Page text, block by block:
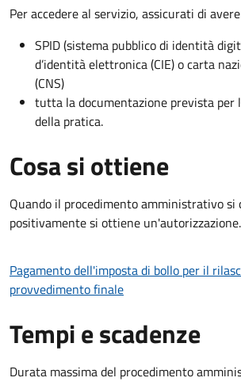
Per accedere al servizio, assicurati di
SPID (sistema pubblico di identità
d’identità elettronica (CIE) o carta
(CNS)
tutta la documentazione prevista per
della pratica.
Cosa si ottiene
Quando il procedimento amministrativo si
positivamente si ottiene un'autorizzazione.
Pagamento dell'imposta di bollo per il
provvedimento finale
Tempi e scadenze
Durata massima del procedimento